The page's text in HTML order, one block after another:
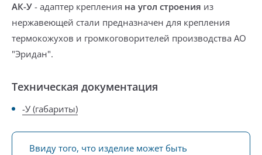
АК-У - адаптер крепления на угол строения из
нержавеющей стали предназначен для крепления
термокожухов и громкоговорителей производства АО
"Эридан".
Техническая документация
-У (габариты)
Ввиду того, что изделие может быть